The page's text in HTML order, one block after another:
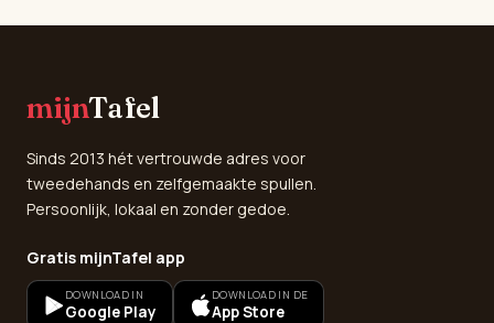
mijnTafel
Sinds 2013 hét vertrouwde adres voor
tweedehands en zelfgemaakte spullen.
Persoonlijk, lokaal en zonder gedoe.
Gratis mijnTafel app
DOWNLOAD IN
Google Play
DOWNLOAD IN DE
App Store